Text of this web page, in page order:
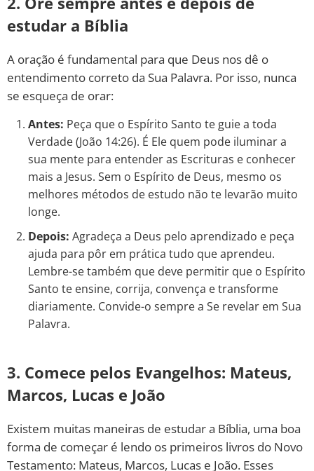
estudar a Bíblia
A oração é fundamental para que Deus nos dê o
entendimento correto da Sua Palavra. Por isso, nunca
se esqueça de orar:
Antes: Peça que o Espírito Santo te guie a toda
Verdade (João 14:26). É Ele quem pode iluminar a
sua mente para entender as Escrituras e conhecer
mais a Jesus. Sem o Espírito de Deus, mesmo os
melhores métodos de estudo não te levarão muito
longe.
Depois: Agradeça a Deus pelo aprendizado e peça
ajuda para pôr em prática tudo que aprendeu.
Lembre-se também que deve permitir que o Espírito
Santo te ensine, corrija, convença e transforme
diariamente. Convide-o sempre a Se revelar em Sua
Palavra.
3. Comece pelos Evangelhos: Mateus,
Marcos, Lucas e João
Existem muitas maneiras de estudar a Bíblia, uma boa
forma de começar é lendo os primeiros livros do Novo
Testamento: Mateus, Marcos, Lucas e João. Esses